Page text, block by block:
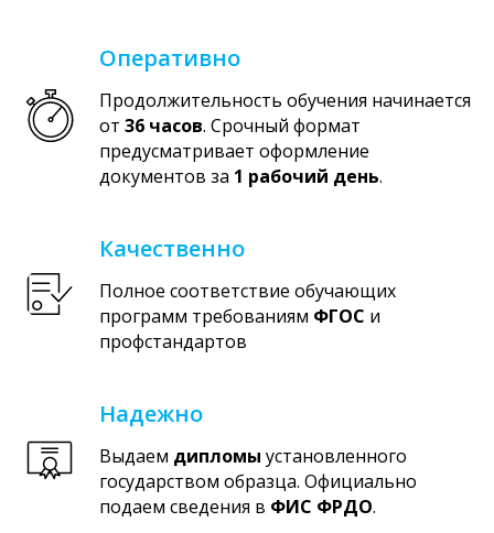
Оперативно
Продолжительность обучения начинается
от 36 часов. Срочный формат
предусматривает оформление
документов за 1 рабочий день.
Качественно
Полное соответствие обучающих
программ требованиям ФГОС и
профстандартов
Надежно
Выдаем дипломы установленного
государством образца. Официально
подаем сведения в ФИС ФРДО.